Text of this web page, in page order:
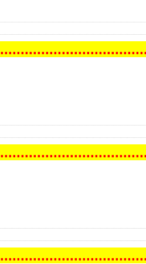
.................................
.................................
.................................